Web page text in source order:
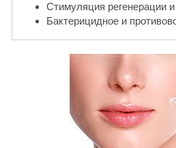
Стимуляция регенерации
Бактерицидное и